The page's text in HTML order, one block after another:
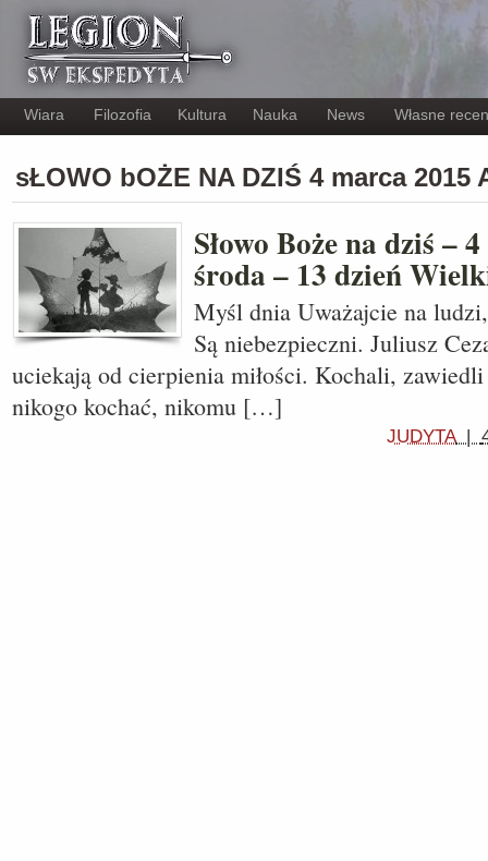
Wiara Filozofia Kultura Nauka News Własne
sŁOWO bOŻE NA DZIŚ 4 marca 2015
Słowo Boże na dziś –
środa – 13 dzień
Myśl dnia Uważajcie na
Są niebezpieczni. Juliusz
uciekają od cierpienia miłości. Kochali,
nikogo kochać, nikomu […]
JUDYTA|